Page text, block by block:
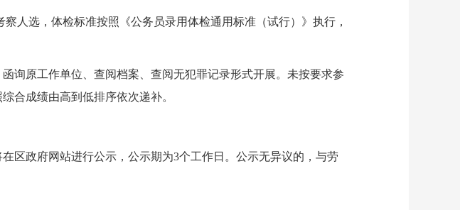
选，体检标准按照《公务员录用体检通用标准（试行）》执行，
原工作单位、查阅档案、查阅无犯罪记录形式开展。未按要求参
合成绩由高到低排序依次递补。
政府网站进行公示，公示期为3个工作日。公示无异议的，与劳